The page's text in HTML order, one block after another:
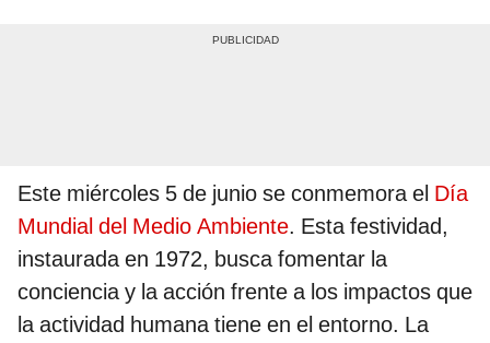
Este miércoles 5 de junio se conmemora el Día
Mundial del Medio Ambiente. Esta festividad,
instaurada en 1972, busca fomentar la
conciencia y la acción frente a los impactos que
la actividad humana tiene en el entorno. La